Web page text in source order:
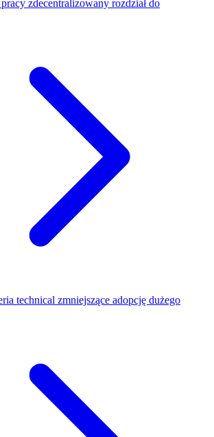
zdecentralizowany rozdział do
technical zmniejszące adopcję dużego